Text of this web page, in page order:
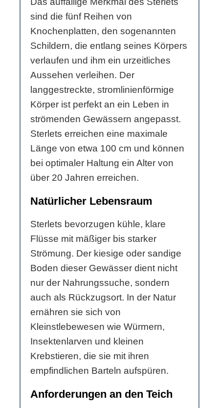
sind die fünf Reihen von
Knochenplatten, den sogenannten
Schildern, die entlang seines Körpers
verlaufen und ihm ein urzeitliches
Aussehen verleihen. Der
langgestreckte, stromlinienförmige
Körper ist perfekt an ein Leben in
strömenden Gewässern angepasst.
Sterlets erreichen eine maximale
Länge von etwa 100 cm und können
bei optimaler Haltung ein Alter von
über 20 Jahren erreichen.
Natürlicher Lebensraum
Sterlets bevorzugen kühle, klare
Flüsse mit mäßiger bis starker
Strömung. Der kiesige oder sandige
Boden dieser Gewässer dient nicht
nur der Nahrungssuche, sondern
auch als Rückzugsort. In der Natur
ernähren sie sich von
Kleinstlebewesen wie Würmern,
Insektenlarven und kleinen
Krebstieren, die sie mit ihren
empfindlichen Barteln aufspüren.
Anforderungen an den Teich